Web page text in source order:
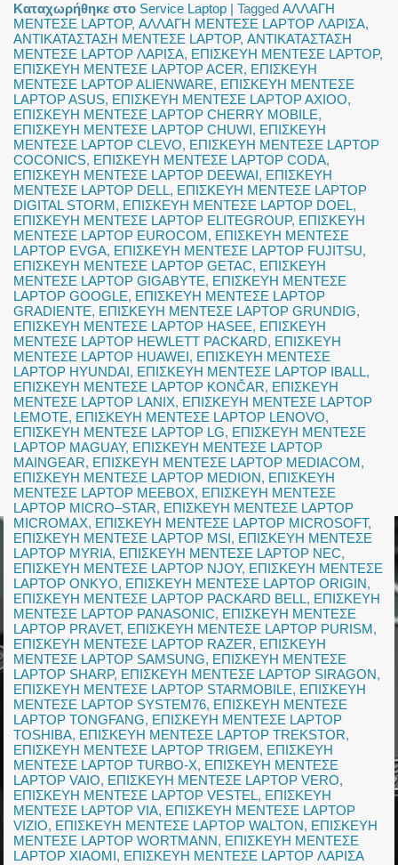
Καταχωρήθηκε στο Service Laptop |Tagged ΑΛΛΑΓΗ
ΜΕΝΤΕΣΕ LAPTOP,ΑΛΛΑΓΗ ΜΕΝΤΕΣΕ LAPTOP ΛΑΡΙΣΑ,
ΑΝΤΙΚΑΤΑΣΤΑΣΗ ΜΕΝΤΕΣΕ LAPTOP,ΑΝΤΙΚΑΤΑΣΤΑΣΗ
ΜΕΝΤΕΣΕ LAPTOP ΛΑΡΙΣΑ, ΕΠΙΣΚΕΥΗ ΜΕΝΤΕΣΕ LAPTOP,
ΕΠΙΣΚΕΥΗ ΜΕΝΤΕΣΕ LAPTOP ACER, ΕΠΙΣΚΕΥΗ
ΜΕΝΤΕΣΕ LAPTOP ALIENWARE, ΕΠΙΣΚΕΥΗ ΜΕΝΤΕΣΕ
LAPTOP ASUS, ΕΠΙΣΚΕΥΗ ΜΕΝΤΕΣΕ LAPTOP AXIOO,
ΕΠΙΣΚΕΥΗ ΜΕΝΤΕΣΕ LAPTOP CHERRY MOBILE,
ΕΠΙΣΚΕΥΗ ΜΕΝΤΕΣΕ LAPTOP CHUWI, ΕΠΙΣΚΕΥΗ
ΜΕΝΤΕΣΕ LAPTOP CLEVO, ΕΠΙΣΚΕΥΗ ΜΕΝΤΕΣΕ LAPTOP
COCONICS, ΕΠΙΣΚΕΥΗ ΜΕΝΤΕΣΕ LAPTOP CODA,
ΕΠΙΣΚΕΥΗ ΜΕΝΤΕΣΕ LAPTOP DEEWAI, ΕΠΙΣΚΕΥΗ
ΜΕΝΤΕΣΕ LAPTOP DELL, ΕΠΙΣΚΕΥΗ ΜΕΝΤΕΣΕ LAPTOP
DIGITAL STORM, ΕΠΙΣΚΕΥΗ ΜΕΝΤΕΣΕ LAPTOP DOEL,
ΕΠΙΣΚΕΥΗ ΜΕΝΤΕΣΕ LAPTOP ELITEGROUP, ΕΠΙΣΚΕΥΗ
ΜΕΝΤΕΣΕ LAPTOP EUROCOM, ΕΠΙΣΚΕΥΗ ΜΕΝΤΕΣΕ
LAPTOP EVGA, ΕΠΙΣΚΕΥΗ ΜΕΝΤΕΣΕ LAPTOP FUJITSU,
ΕΠΙΣΚΕΥΗ ΜΕΝΤΕΣΕ LAPTOP GETAC, ΕΠΙΣΚΕΥΗ
ΜΕΝΤΕΣΕ LAPTOP GIGABYTE, ΕΠΙΣΚΕΥΗ ΜΕΝΤΕΣΕ
LAPTOP GOOGLE, ΕΠΙΣΚΕΥΗ ΜΕΝΤΕΣΕ LAPTOP
GRADIENTE, ΕΠΙΣΚΕΥΗ ΜΕΝΤΕΣΕ LAPTOP GRUNDIG,
ΕΠΙΣΚΕΥΗ ΜΕΝΤΕΣΕ LAPTOP HASEE, ΕΠΙΣΚΕΥΗ
ΜΕΝΤΕΣΕ LAPTOP HEWLETT PACKARD, ΕΠΙΣΚΕΥΗ
ΜΕΝΤΕΣΕ LAPTOP HUAWEI, ΕΠΙΣΚΕΥΗ ΜΕΝΤΕΣΕ
LAPTOP HYUNDAI, ΕΠΙΣΚΕΥΗ ΜΕΝΤΕΣΕ LAPTOP IBALL,
ΕΠΙΣΚΕΥΗ ΜΕΝΤΕΣΕ LAPTOP KONČAR, ΕΠΙΣΚΕΥΗ
ΜΕΝΤΕΣΕ LAPTOP LANIX, ΕΠΙΣΚΕΥΗ ΜΕΝΤΕΣΕ LAPTOP
LEMOTE, ΕΠΙΣΚΕΥΗ ΜΕΝΤΕΣΕ LAPTOP LENOVO,
ΕΠΙΣΚΕΥΗ ΜΕΝΤΕΣΕ LAPTOP LG, ΕΠΙΣΚΕΥΗ ΜΕΝΤΕΣΕ
LAPTOP MAGUAY, ΕΠΙΣΚΕΥΗ ΜΕΝΤΕΣΕ LAPTOP
MAINGEAR, ΕΠΙΣΚΕΥΗ ΜΕΝΤΕΣΕ LAPTOP MEDIACOM,
ΕΠΙΣΚΕΥΗ ΜΕΝΤΕΣΕ LAPTOP MEDION, ΕΠΙΣΚΕΥΗ
ΜΕΝΤΕΣΕ LAPTOP MEEBOX, ΕΠΙΣΚΕΥΗ ΜΕΝΤΕΣΕ
LAPTOP MICRO–STAR, ΕΠΙΣΚΕΥΗ ΜΕΝΤΕΣΕ LAPTOP
MICROMAX, ΕΠΙΣΚΕΥΗ ΜΕΝΤΕΣΕ LAPTOP MICROSOFT,
ΕΠΙΣΚΕΥΗ ΜΕΝΤΕΣΕ LAPTOP MSI, ΕΠΙΣΚΕΥΗ ΜΕΝΤΕΣΕ
LAPTOP MYRIA, ΕΠΙΣΚΕΥΗ ΜΕΝΤΕΣΕ LAPTOP NEC,
ΕΠΙΣΚΕΥΗ ΜΕΝΤΕΣΕ LAPTOP NJOY, ΕΠΙΣΚΕΥΗ ΜΕΝΤΕΣΕ
LAPTOP ONKYO, ΕΠΙΣΚΕΥΗ ΜΕΝΤΕΣΕ LAPTOP ORIGIN,
ΕΠΙΣΚΕΥΗ ΜΕΝΤΕΣΕ LAPTOP PACKARD BELL, ΕΠΙΣΚΕΥΗ
ΜΕΝΤΕΣΕ LAPTOP PANASONIC, ΕΠΙΣΚΕΥΗ ΜΕΝΤΕΣΕ
LAPTOP PRAVET, ΕΠΙΣΚΕΥΗ ΜΕΝΤΕΣΕ LAPTOP PURISM,
ΕΠΙΣΚΕΥΗ ΜΕΝΤΕΣΕ LAPTOP RAZER, ΕΠΙΣΚΕΥΗ
ΜΕΝΤΕΣΕ LAPTOP SAMSUNG, ΕΠΙΣΚΕΥΗ ΜΕΝΤΕΣΕ
LAPTOP SHARP, ΕΠΙΣΚΕΥΗ ΜΕΝΤΕΣΕ LAPTOP SIRAGON,
ΕΠΙΣΚΕΥΗ ΜΕΝΤΕΣΕ LAPTOP STARMOBILE, ΕΠΙΣΚΕΥΗ
ΜΕΝΤΕΣΕ LAPTOP SYSTEM76, ΕΠΙΣΚΕΥΗ ΜΕΝΤΕΣΕ
LAPTOP TONGFANG, ΕΠΙΣΚΕΥΗ ΜΕΝΤΕΣΕ LAPTOP
TOSHIBA, ΕΠΙΣΚΕΥΗ ΜΕΝΤΕΣΕ LAPTOP TREKSTOR,
ΕΠΙΣΚΕΥΗ ΜΕΝΤΕΣΕ LAPTOP TRIGEM, ΕΠΙΣΚΕΥΗ
ΜΕΝΤΕΣΕ LAPTOP TURBO-X, ΕΠΙΣΚΕΥΗ ΜΕΝΤΕΣΕ
LAPTOP VAIO, ΕΠΙΣΚΕΥΗ ΜΕΝΤΕΣΕ LAPTOP VERO,
ΕΠΙΣΚΕΥΗ ΜΕΝΤΕΣΕ LAPTOP VESTEL, ΕΠΙΣΚΕΥΗ
ΜΕΝΤΕΣΕ LAPTOP VIA, ΕΠΙΣΚΕΥΗ ΜΕΝΤΕΣΕ LAPTOP
VIZIO, ΕΠΙΣΚΕΥΗ ΜΕΝΤΕΣΕ LAPTOP WALTON, ΕΠΙΣΚΕΥΗ
ΜΕΝΤΕΣΕ LAPTOP WORTMANN, ΕΠΙΣΚΕΥΗ ΜΕΝΤΕΣΕ
LAPTOP XIAOMI, ΕΠΙΣΚΕΥΗ ΜΕΝΤΕΣΕ LAPTOP ΛΑΡΙΣΑ